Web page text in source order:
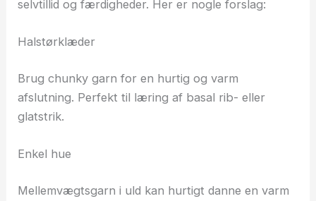
selvtillid og færdigheder. Her er nogle forslag:
Halstørklæder
Brug chunky garn for en hurtig og varm
afslutning. Perfekt til læring af basal rib- eller
glatstrik.
Enkel hue
Mellemvægtsgarn i uld kan hurtigt danne en varm